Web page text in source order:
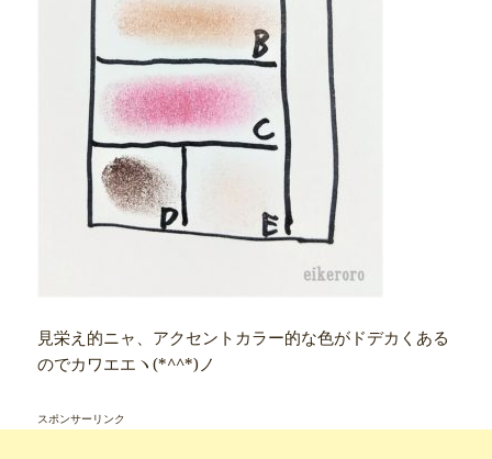
見栄え的ニャ、アクセントカラー的な色がドデカくある
のでカワエエヽ(*^^*)ノ
スポンサーリンク